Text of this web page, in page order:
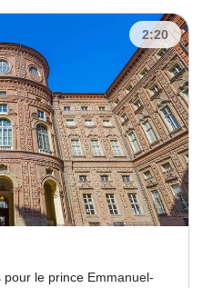
2:20
le prince Emmanuel-